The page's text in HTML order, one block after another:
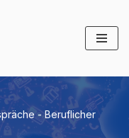
-Beruflicher